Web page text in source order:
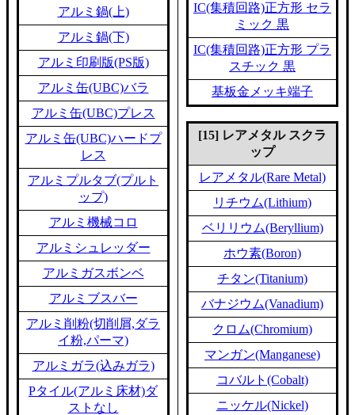
アルミ鍋(上)
アルミ鍋(下)
アルミ印刷版(PS版)
アルミ缶(UBC)バラ
アルミ缶(UBC)プレス
アルミ缶(UBC)ハードプ
レス
アルミプルタブ(プルト
ップ)
アルミ機械コロ
アルミシュレッダー
アルミガスボンベ
アルミブスバー
アルミ削粉(切削屑,ダラ
イ粉,パーマ)
アルミガラ(込みガラ)
Pタイル(アルミ床材)ダ
ストなし
IC(集積回路)正方形 セラ
ミック 黒
IC(集積回路)正方形 プラ
スチック 黒
基板金メッキ端子
[15] レアメタル スクラ
ップ
レアメタル(Rare Metal)
リチウム(Lithium)
ベリリウム(Beryllium)
ホウ素(Boron)
チタン(Titanium)
バナジウム(Vanadium)
クロム(Chromium)
マンガン(Manganese)
コバルト(Cobalt)
ニッケル(Nickel)